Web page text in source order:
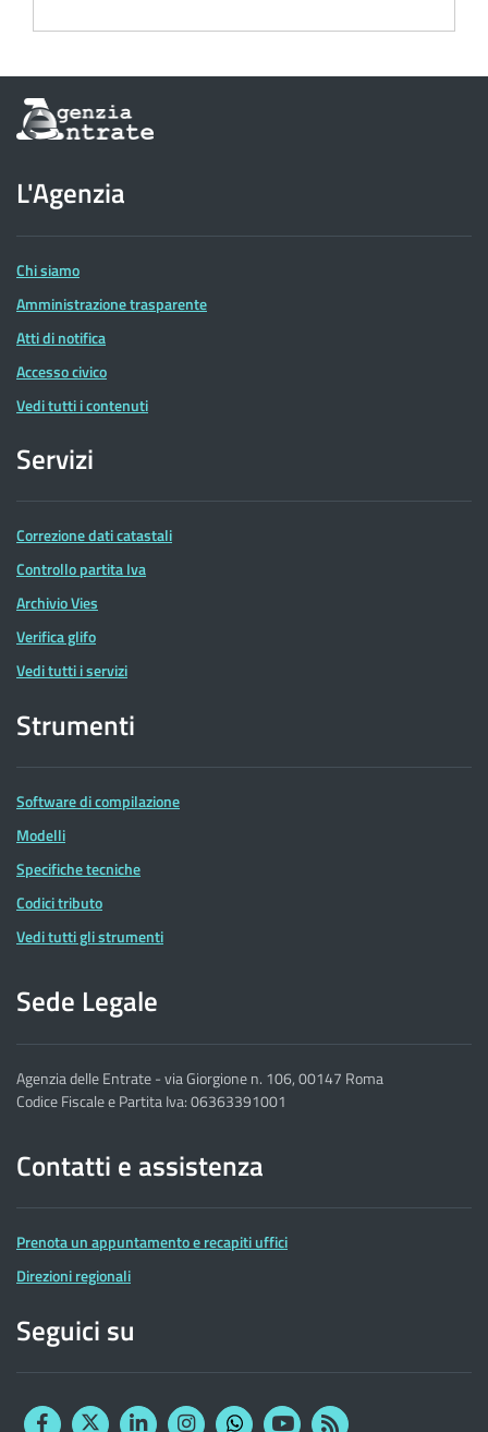
Informazioni
sul
dell'Agenzia
delle
Entrate
L'Agenzia
Chi siamo
Amministrazione trasparente
Atti di notifica
Accesso civico
Vedi tutti i contenuti
Servizi
Correzione dati catastali
Controllo partita Iva
Archivio Vies
Verifica glifo
Vedi tutti i servizi
Strumenti
Software di compilazione
Modelli
Specifiche tecniche
Codici tributo
Vedi tutti gli strumenti
Sede Legale
Agenzia delle Entrate - via Giorgione n. 106, 00147 Roma
Codice Fiscale e Partita Iva: 06363391001
Contatti e assistenza
Prenota un appuntamento e recapiti uffici
Direzioni regionali
Seguici su
FacebookTwitterLinkedinInstagram YouTubeRSS